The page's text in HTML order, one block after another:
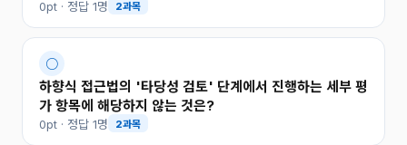
0pt · 정답 1명 2과목
○
하향식 접근법의 '타당성 검토' 단계에서 진행하는 세부 평
가 항목에 해당하지 않는 것은?
0pt · 정답 1명 2과목